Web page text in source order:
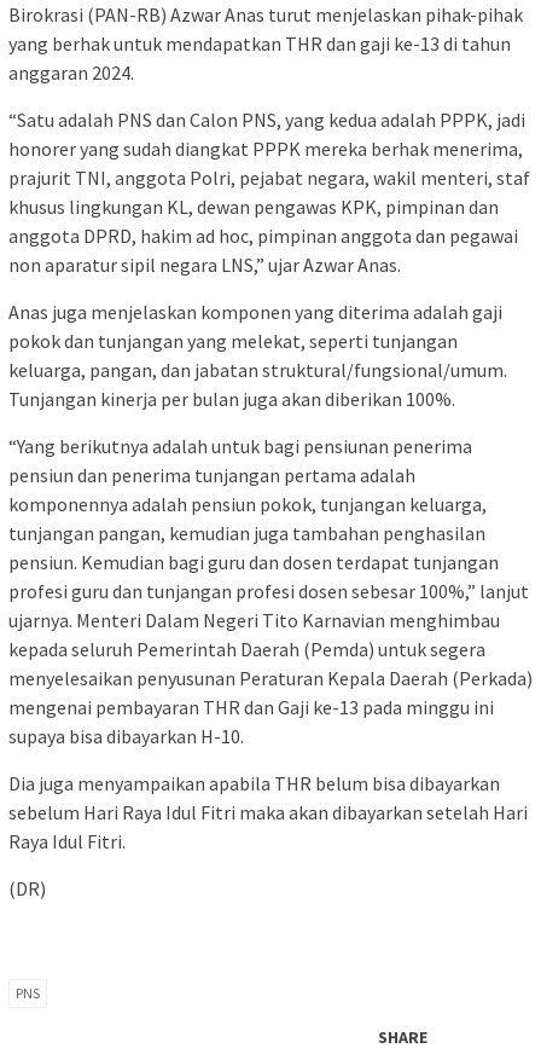
Birokrasi (PAN-RB) Azwar Anas turut menjelaskan pihak-pihak
yang berhak untuk mendapatkan THR dan gaji ke-13 di tahun
anggaran 2024.
“Satu adalah PNS dan Calon PNS, yang kedua adalah PPPK, jadi
honorer yang sudah diangkat PPPK mereka berhak menerima,
prajurit TNI, anggota Polri, pejabat negara, wakil menteri, staf
khusus lingkungan KL, dewan pengawas KPK, pimpinan dan
anggota DPRD, hakim ad hoc, pimpinan anggota dan pegawai
non aparatur sipil negara LNS,” ujar Azwar Anas.
Anas juga menjelaskan komponen yang diterima adalah gaji
pokok dan tunjangan yang melekat, seperti tunjangan
keluarga, pangan, dan jabatan struktural/fungsional/umum.
Tunjangan kinerja per bulan juga akan diberikan 100%.
“Yang berikutnya adalah untuk bagi pensiunan penerima
pensiun dan penerima tunjangan pertama adalah
komponennya adalah pensiun pokok, tunjangan keluarga,
tunjangan pangan, kemudian juga tambahan penghasilan
pensiun. Kemudian bagi guru dan dosen terdapat tunjangan
profesi guru dan tunjangan profesi dosen sebesar 100%,” lanjut
ujarnya. Menteri Dalam Negeri Tito Karnavian menghimbau
kepada seluruh Pemerintah Daerah (Pemda) untuk segera
menyelesaikan penyusunan Peraturan Kepala Daerah (Perkada)
mengenai pembayaran THR dan Gaji ke-13 pada minggu ini
supaya bisa dibayarkan H-10.
Dia juga menyampaikan apabila THR belum bisa dibayarkan
sebelum Hari Raya Idul Fitri maka akan dibayarkan setelah Hari
Raya Idul Fitri.
(DR)
PNS
SHARE